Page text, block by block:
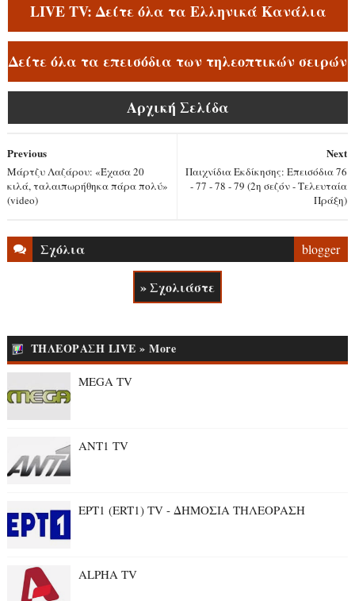
LIVE TV: Δείτε όλα τα Ελληνικά Κανάλια
Δείτε όλα τα επεισόδια των τηλεοπτικών σειρών
Αρχική Σελίδα
Next
Παιχνίδια Εκδίκησης: Επεισόδια 76
- 77 - 78 - 79 (2η σεζόν - Τελευταία
Πράξη)
Previous
Μάρτζυ Λαζάρου: «Έχασα 20
κιλά, ταλαιπωρήθηκα πάρα πολύ»
(video)
Σχόλια blogger
» Σχολιάστε
ΤΗΛΕΟΡΑΣΗ LIVE » More
MEGA TV
ANT1 TV
ΕΡΤ1 (ERT1) TV - ΔΗΜΟΣΙΑ ΤΗΛΕΟΡΑΣΗ
ALPHA TV